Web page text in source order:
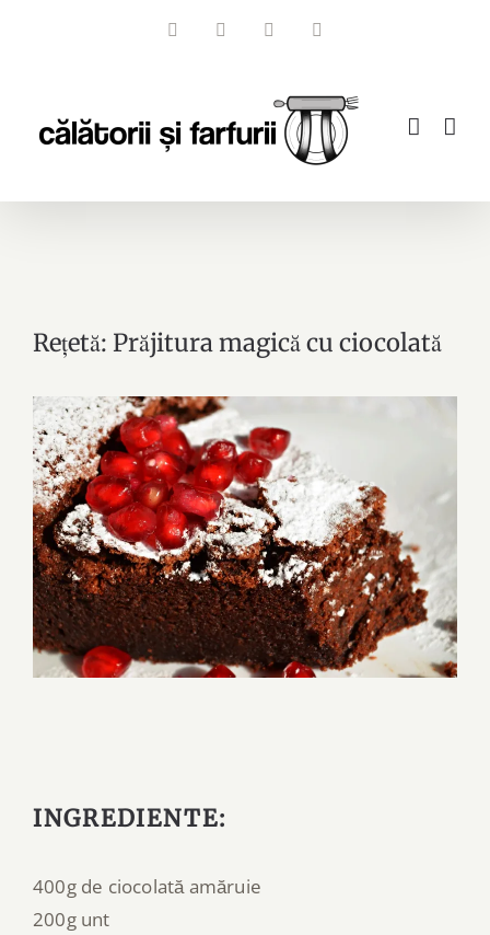
FacebookInstagramYouTubeEmail
Rețetă: Prăjitura magică cu ciocolată
INGREDIENTE:
400g de ciocolată amăruie
200g unt